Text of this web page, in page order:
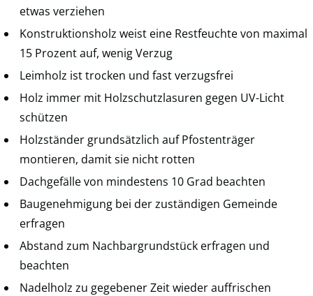
etwas verziehen
Konstruktionsholz weist eine Restfeuchte von maximal
15 Prozent auf, wenig Verzug
Leimholz ist trocken und fast verzugsfrei
Holz immer mit Holzschutzlasuren gegen UV-Licht
schützen
Holzständer grundsätzlich auf Pfostenträger
montieren, damit sie nicht rotten
Dachgefälle von mindestens 10 Grad beachten
Baugenehmigung bei der zuständigen Gemeinde
erfragen
Abstand zum Nachbargrundstück erfragen und
beachten
Nadelholz zu gegebener Zeit wieder auffrischen